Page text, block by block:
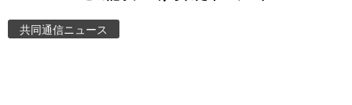
共同通信ニュース